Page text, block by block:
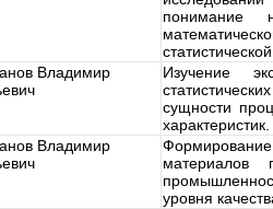
понимание
Владимир
Изучение
сущности
характеристик.
Владимир
Формирование
материалов
уровня